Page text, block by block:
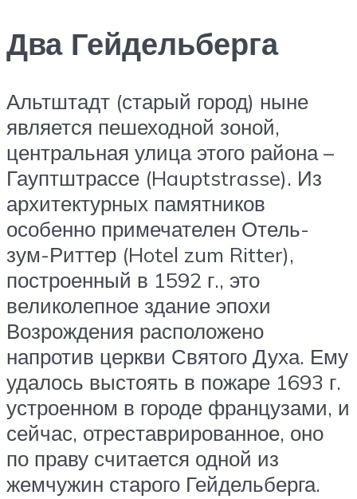
Два Гейдельберга
Альтштадт (старый город) ныне
является пешеходной зоной,
центральная улица этого района –
Гауптштрассе (Hauptstrasse). Из
архитектурных памятников
особенно примечателен Отель-
зум-Риттер (Hotel zum Ritter),
построенный в 1592 г., это
великолепное здание эпохи
Возрождения расположено
напротив церкви Святого Духа. Ему
удалось выстоять в пожаре 1693 г.
устроенном в городе французами, и
сейчас, отреставрированное, оно
по праву считается одной из
жемчужин старого Гейдельберга.